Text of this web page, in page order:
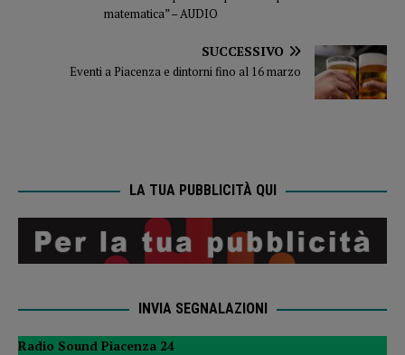
matematica” – AUDIO
SUCCESSIVO
Eventi a Piacenza e dintorni fino al 16 marzo
LA TUA PUBBLICITÀ QUI
INVIA SEGNALAZIONI
Radio Sound Piacenza 24